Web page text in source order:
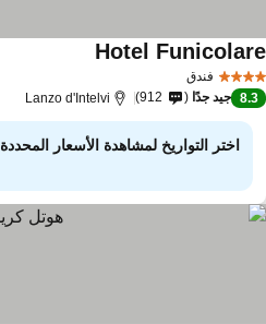
فندق
Hotelمشاهدة الأسعار
8.3 جيد جدًا 912
Lanzo d'Intelvi
اختر التواريخ لمشاهدة الأسعار المحددة